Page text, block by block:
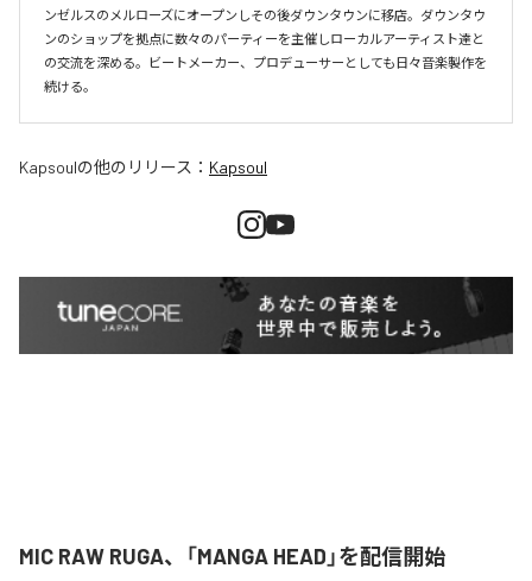
ンゼルスのメルローズにオープンしその後ダウンタウンに移店。ダウンタウ
ンのショップを拠点に数々のパーティーを主催しローカルアーティスト達と
の交流を深める。ビートメーカー、プロデューサーとしても日々音楽製作を
続ける。
Kapsoulの他のリリース： Kapsoul
MIC RAW RUGA、「MANGA HEAD」を配信開始